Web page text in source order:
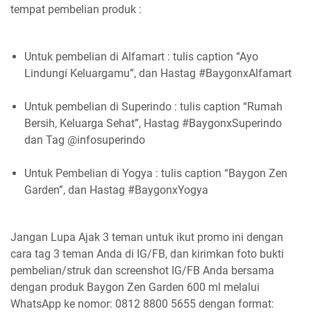
tempat pembelian produk :
Untuk pembelian di Alfamart : tulis caption “Ayo
Lindungi Keluargamu”, dan Hastag #BaygonxAlfamart
Untuk pembelian di Superindo : tulis caption “Rumah
Bersih, Keluarga Sehat”, Hastag #BaygonxSuperindo
dan Tag @infosuperindo
Untuk Pembelian di Yogya : tulis caption “Baygon Zen
Garden”, dan Hastag #BaygonxYogya
Jangan Lupa Ajak 3 teman untuk ikut promo ini dengan
cara tag 3 teman Anda di IG/FB, dan kirimkan foto bukti
pembelian/struk dan screenshot IG/FB Anda bersama
dengan produk Baygon Zen Garden 600 ml melalui
WhatsApp ke nomor: 0812 8800 5655 dengan format: